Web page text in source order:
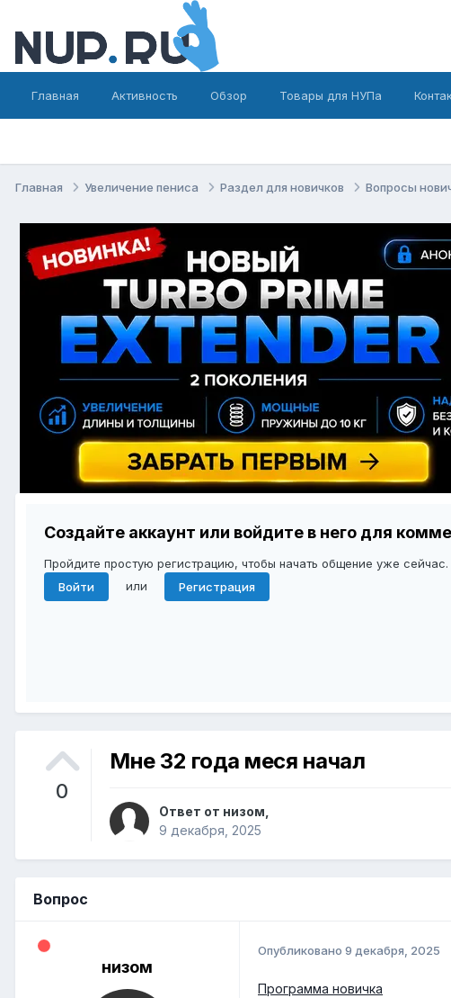
Главная Активность Обзор Товары для НУПа
Главная Увеличение пениса Раздел для новичков Вопросы
Создайте аккаунт или войдите в него для
Пройдите простую регистрацию, чтобы начать общение уже сейчас.
Войти
или Регистрация
0
Мне 32 года меся начал
Ответ от низом,
9 декабря, 2025
Вопрос
низом
Опубликовано 9 декабря, 2025
Программа новичка